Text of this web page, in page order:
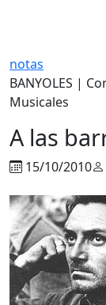
notas
BANYOLES |
Musicales
A las
15/10/2010